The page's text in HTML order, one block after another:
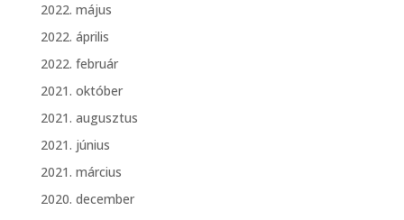
2022. május
2022. április
2022. február
2021. október
2021. augusztus
2021. június
2021. március
2020. december